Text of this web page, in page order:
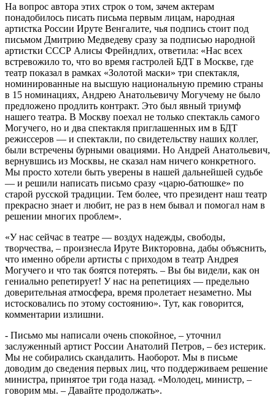
На вопрос автора этих строк о том, зачем актерам
понадобилось писать письма первым лицам, народная
артистка России Ируте Венгалите, чья подпись стоит под
письмом Дмитрию Медведеву сразу за подписью народной
артистки СССР Алисы Фрейндлих, ответила: «Нас всех
встревожило то, что во время гастролей БДТ в Москве, где
театр показал в рамках «Золотой маски» три спектакля,
номинированные на высшую национальную премию страны
в 15 номинациях, Андрею Анатольевичу Могучему не было
предложено продлить контракт. Это был явный триумф
нашего театра. В Москву поехал не только спектакль самого
Могучего, но и два спектакля приглашенных им в БДТ
режиссеров — и спектакли, по свидетельству наших коллег,
были встречены бурными овациями. Но Андрей Анатольевич,
вернувшись из Москвы, не сказал нам ничего конкретного.
Мы просто хотели быть уверены в нашей дальнейшей судьбе
— и решили написать письмо сразу «царю-батюшке» по
старой русской традиции. Тем более, что президент наш театр
прекрасно знает и любит, не раз в нем бывал и помогал нам в
решении многих проблем».
«У нас сейчас в театре — воздух надежды, свободы,
творчества, – произнесла Ируте Викторовна, дабы объяснить,
что именно обрели артисты с приходом в театр Андрея
Могучего и что так боятся потерять. – Вы бы видели, как он
гениально репетирует! У нас на репетициях — предельно
доверительная атмосфера, время пролетает незаметно. Мы
истосковались по этому состоянию». Тут, как говорится,
комментарии излишни.
- Письмо мы написали очень спокойное, – уточнил
заслуженный артист России Анатолий Петров, – без истерик.
Мы не собирались скандалить. Наоборот. Мы в письме
доводим до сведения первых лиц, что поддерживаем решение
министра, принятое три года назад. «Молодец, министр, –
говорим мы. – Давайте продолжать».